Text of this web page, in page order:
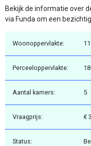
Bekijk de informatie over
via Funda om een
Woonoppervlakte:
Perceeloppervlakte:
Aantal kamers: 5
Vraagprijs: €
Status: